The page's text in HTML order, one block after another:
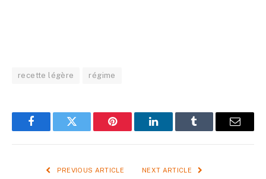
recette légère régime
FacebookTwitter Pinterest LinkedInTumblr Email
PREVIOUS ARTICLE NEXT ARTICLE